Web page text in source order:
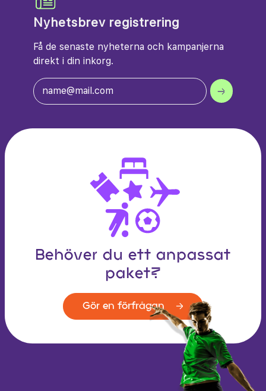
Nyhetsbrev registrering
Få de senaste nyheterna och kampanjerna
direkt i din inkorg.
Behöver du ett anpassat
paket?
Gör en förfrågan